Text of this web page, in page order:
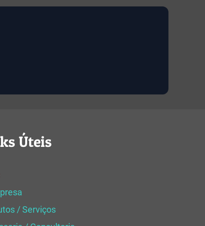
Úteis
/ Serviços